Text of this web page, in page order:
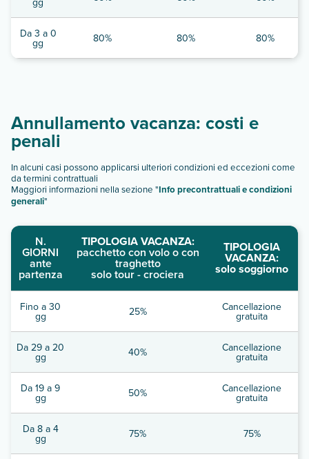
Da 3 a 0
gg 80% 80% 80%
Annullamento vacanza: costi e
penali
In alcuni casi possono applicarsi ulteriori condizioni ed eccezioni come
da termini contrattuali
Maggiori informazioni nella sezione "Info precontrattuali e condizioni
generali"
N.
GIORNI
ante
partenza
TIPOLOGIA VACANZA:
pacchetto con volo o con
traghetto
solo tour - crociera
TIPOLOGIA
VACANZA:
solo soggiorno
Fino a 30
gg 25% Cancellazione
gratuita
Da 29 a 20
gg 40% Cancellazione
gratuita
Da 19 a 9
gg 50% Cancellazione
gratuita
Da 8 a 4
gg 75% 75%